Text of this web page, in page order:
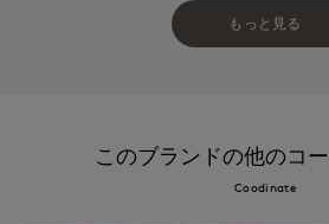
もっと見る
このブランドの他のコ
Coodinate